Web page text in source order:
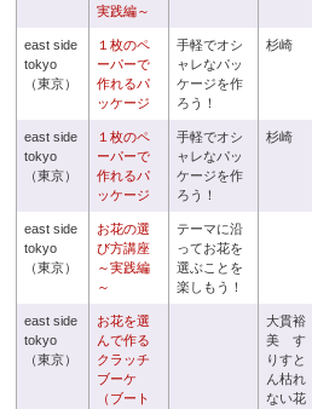
実践編～
east side
tokyo
（東京）
１枚のペ
ーパーで
作れるパ
ッケージ
手軽でオシ
ャレなパッ
ケージを作
ろう！
杉崎
east side
tokyo
（東京）
１枚のペ
ーパーで
作れるパ
ッケージ
手軽でオシ
ャレなパッ
ケージを作
ろう！
杉崎
east side
tokyo
（東京）
お花の選
び方講座
～実践編
～
テーマに沿
ってお花を
選ぶことを
楽しもう！
east side
tokyo
（東京）
お花を選
んで作る
クラッチ
ブーケ
（ブート
大貫裕
美 す
りすと
ん枯れ
ない花